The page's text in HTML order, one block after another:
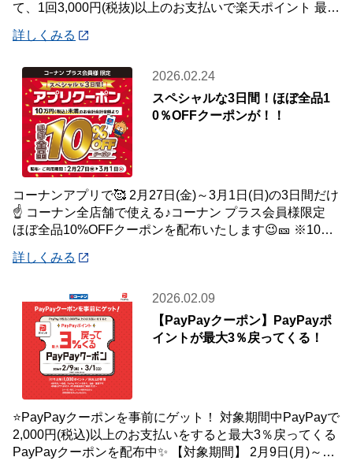
て、1回3,000円(税抜)以上のお支払いで楽天ポイント 最大
詳しくみる
2026.02.24
スペシャルな3日間！ほぼ全品1
0％OFFクーポンが！！
コーナンアプリで🥰 2月27日(金)～3月1日(日)の3日間だけ
☝️ コーナン全店舗で使える♪コーナン プラス会員様限定
ほぼ全品10%OFFクーポンを配布いたします😉🎫 ※10万
詳しくみる
2026.02.09
【PayPayクーポン】PayPayポ
イントが最大3％戻ってくる！
⭐PayPayクーポンを事前にゲット！ 対象期間中PayPayで
2,000円(税込)以上のお支払いをすると最大3％戻ってくる
PayPayクーポンを配布中✨ 【対象期間】 2月9日(月)～3